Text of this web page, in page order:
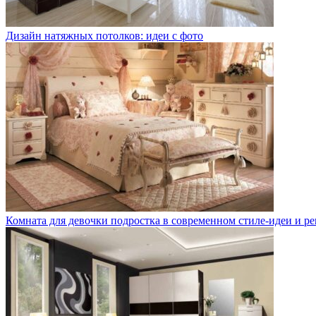
Дизайн натяжных потолков: идеи с фото
Комната для девочки подростка в современном стиле-идеи и